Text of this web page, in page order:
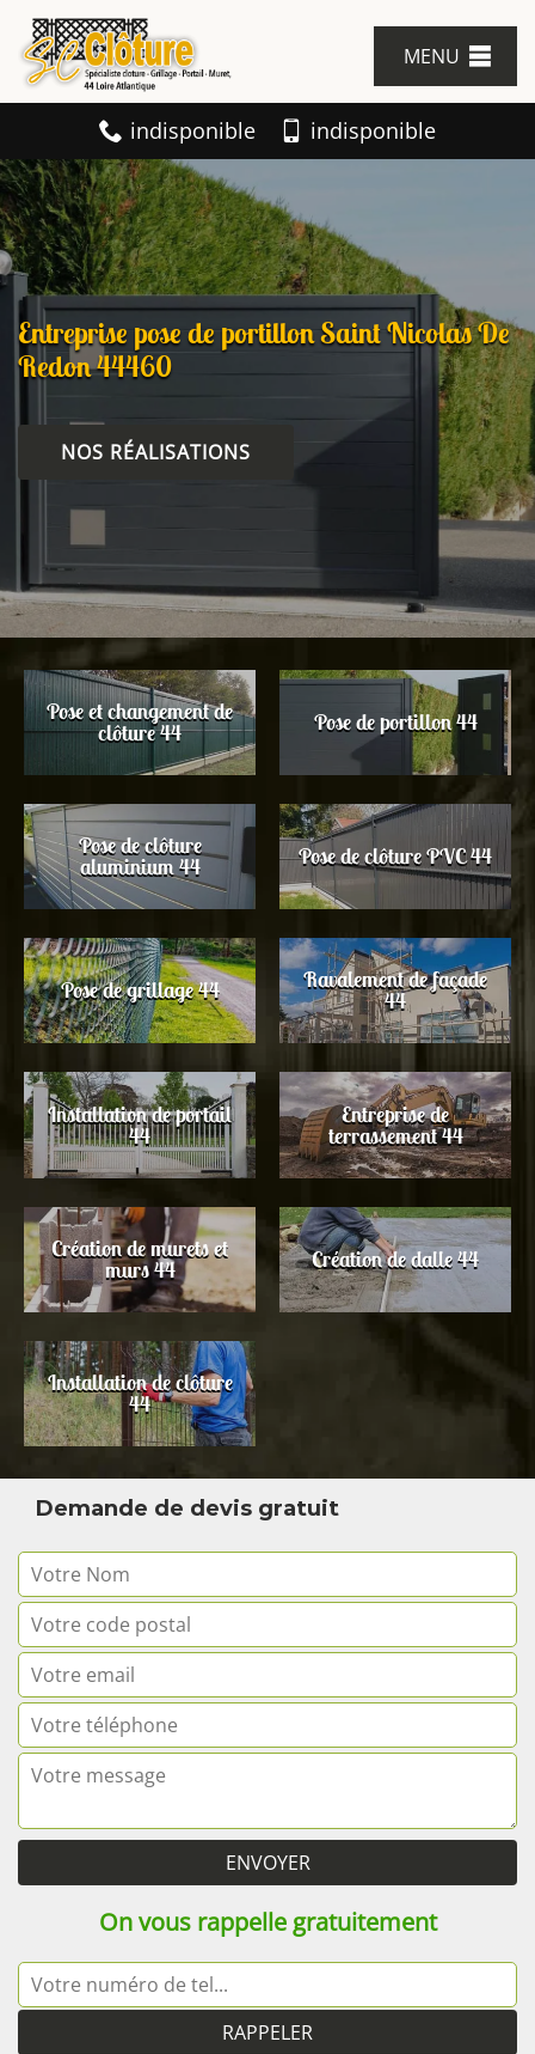
MENU
indisponible indisponible
Entreprise pose de portillon Saint Nicolas De
Redon 44460
NOS RÉALISATIONS
Pose et changement de
clôture 44 Pose de portillon 44
Pose de clôture
aluminium 44 Pose de clôture PVC 44
Pose de grillage 44 Ravalement de façade
44
Installation de portail
44
Entreprise de
terrassement 44
Création de murets et
murs 44 Création de dalle 44
Installation de clôture
44
Demande de devis gratuit
On vous rappelle gratuitement